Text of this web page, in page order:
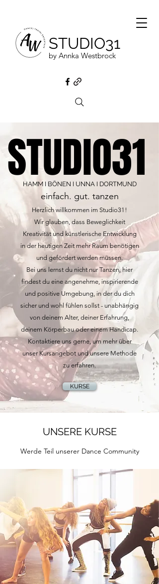
STUDIO31
by Annka Westbrock
HAMM I BÖNEN I UNNA I DORTMUND
einfach. gut. tanzen
Herzlich willkommen im Studio31!
Wir glauben, dass Beweglichkeit
Kreativität und künstlerische Entwicklung
in der heutigen Zeit mehr Raum benötigen
und gefördert werden müssen.
Bei uns lernst du nicht nur Tanzen, hier
findest du eine angenehme, inspirierende
und positive Umgebung, in der du dich
sicher und wohl fühlen sollst - unabhängig
von deinem Alter, deiner Erfahrung,
deinem Körperbau oder einem Handicap.
Kontaktiere uns gerne, um mehr über
unser Kursangebot und unsere Methode
zu erfahren.
KURSE
STUDIO31
STUDIO31
UNSERE KURSE
Werde Teil unserer Dance Community